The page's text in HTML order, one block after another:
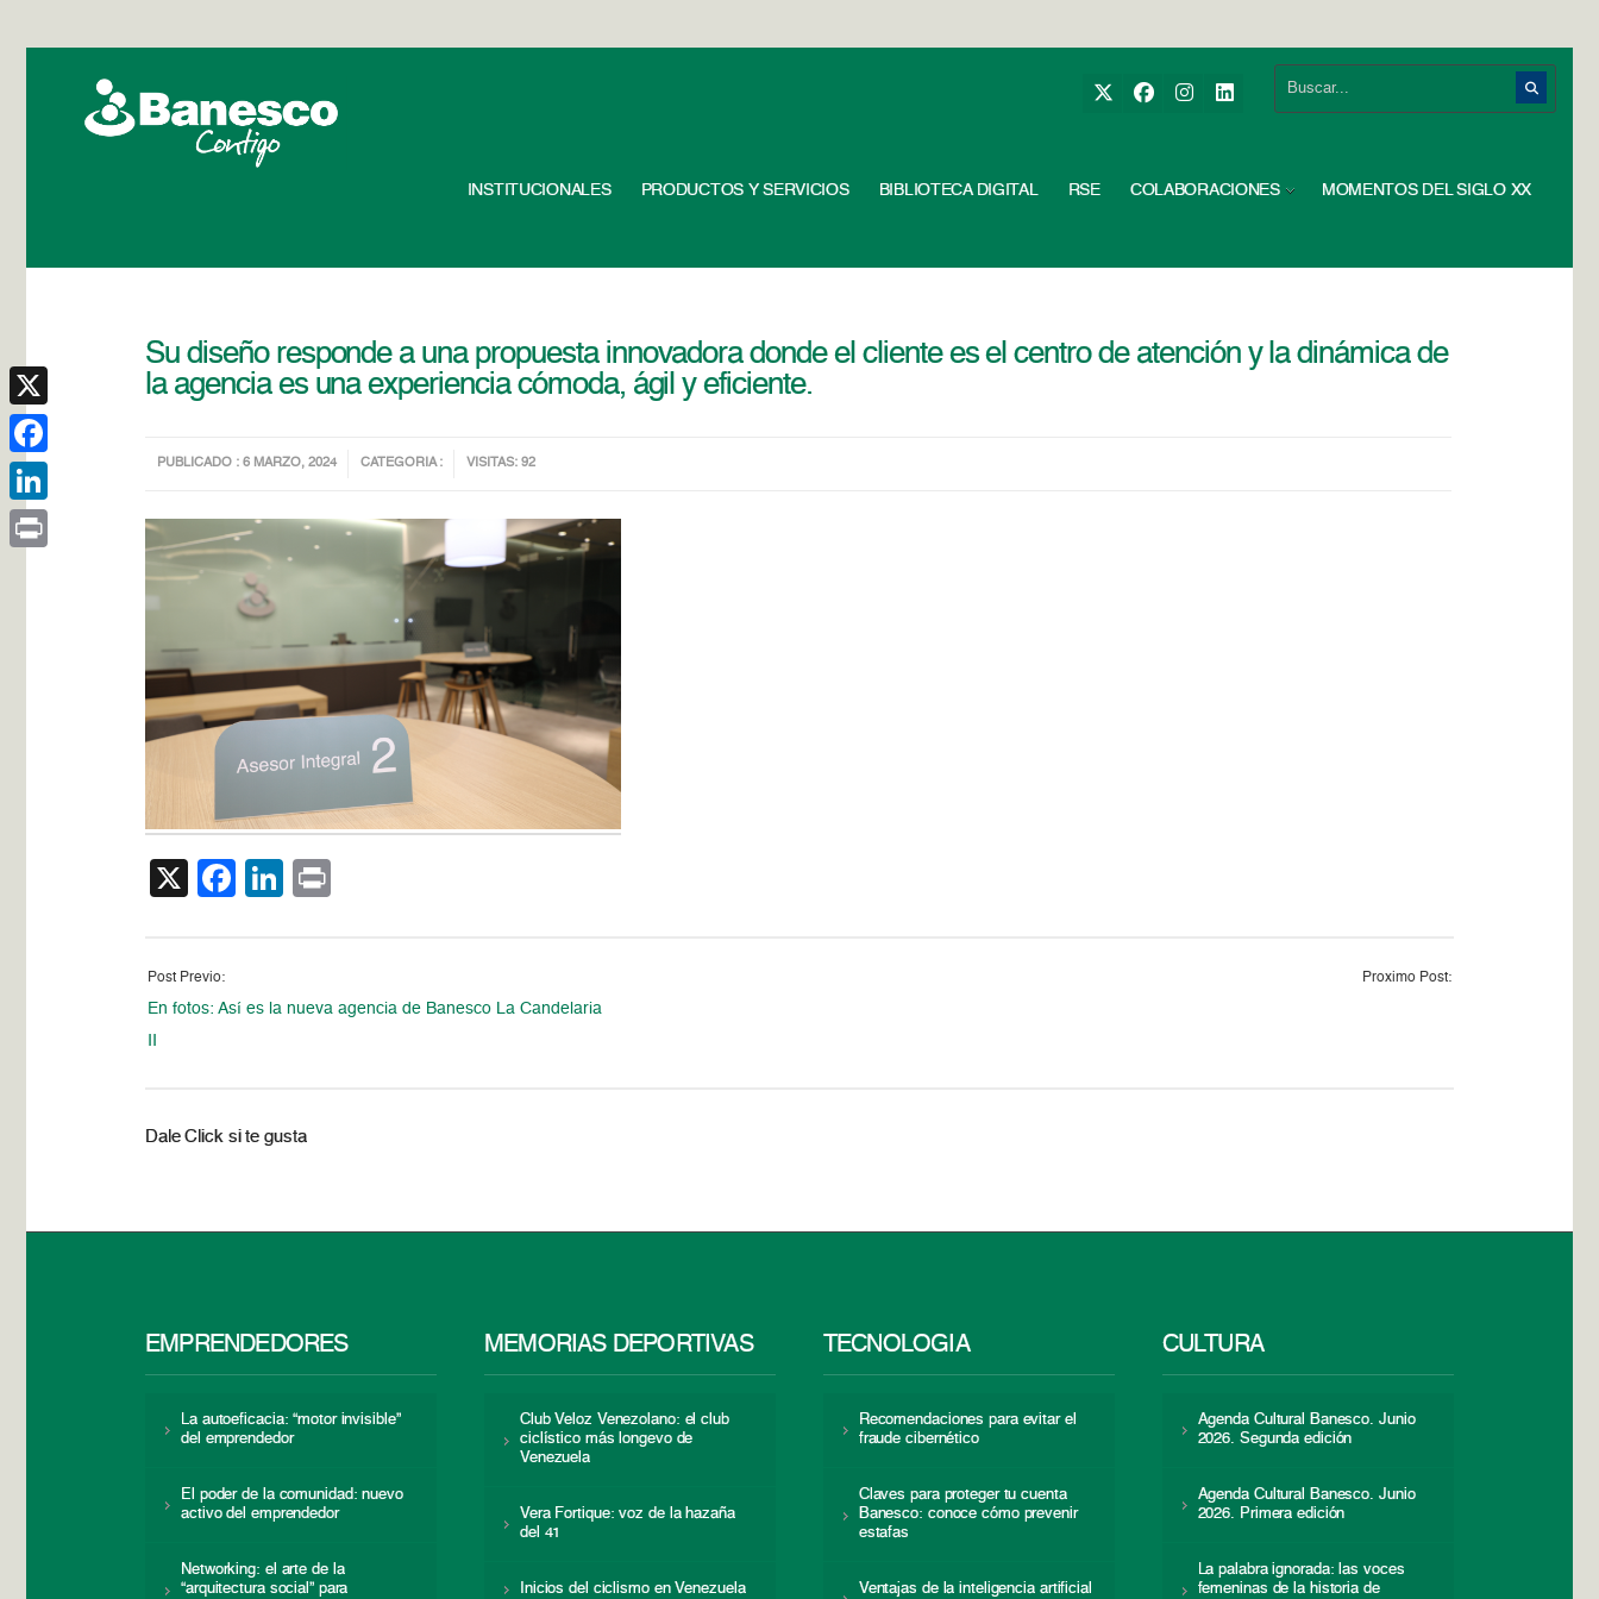
INSTITUCIONALES PRODUCTOS Y SERVICIOS BIBLIOTECA DIGITAL RSE COLABORACIONES MOMENTOS DEL SIGLO XX
Su diseño responde a una propuesta innovadora donde el cliente es el centro de atención y la dinámica de
la agencia es una experiencia cómoda, ágil y eficiente.
PUBLICADO : 6 MARZO, 2024 CATEGORIA : VISITAS: 92
X Facebook
LinkedIn
Post Previo:
En fotos: Así es la nueva agencia de Banesco La Candelaria
Proximo Post:
Dale Click si te gusta
EMPRENDEDORES
La autoeficacia: “motor invisible”
del emprendedor
El poder de la comunidad: nuevo
activo del emprendedor
Networking: el arte de la
“arquitectura social” para
MEMORIAS DEPORTIVAS
Club Veloz Venezolano: el club
ciclístico más longevo de
Venezuela
Vera Fortique: voz de la hazaña
del 41
Inicios del ciclismo en Venezuela
TECNOLOGÍA
Recomendaciones para evitar el
fraude cibernético
Claves para proteger tu cuenta
Banesco: conoce cómo prevenir
estafas
Ventajas de la inteligencia artificial
CULTURA
Agenda Cultural Banesco. Junio
2026. Segunda edición
Agenda Cultural Banesco. Junio
2026. Primera edición
La palabra ignorada: las voces
femeninas de la historia de
X
Facebook
LinkedIn